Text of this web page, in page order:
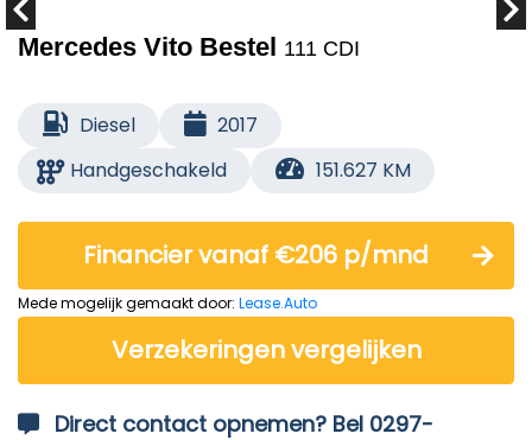
Mercedes Vito Bestel 111 CDI
Diesel
2017
Handgeschakeld
151.627 KM
Financier vanaf €206 p/mnd
Mede mogelijk gemaakt door: Lease.Auto
Verzekeringen vergelijken
Direct contact opnemen? Bel 0297-